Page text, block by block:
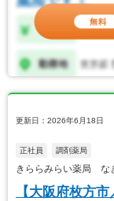
更新日：2026年6月18日
正社員 調剤薬局
きららみらい薬局 な
【大阪府枚方